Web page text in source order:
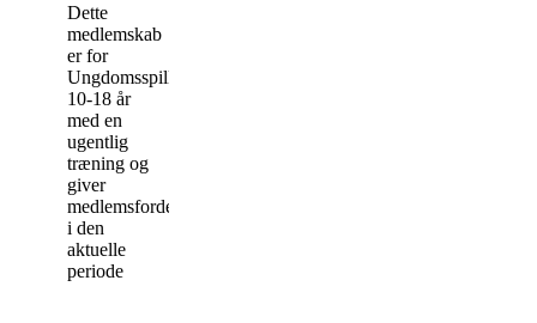
Dette
medlemskab
er for
Ungdomsspillere
10-18 år
med en
ugentlig
træning og
giver
medlemsfordele
i den
aktuelle
periode